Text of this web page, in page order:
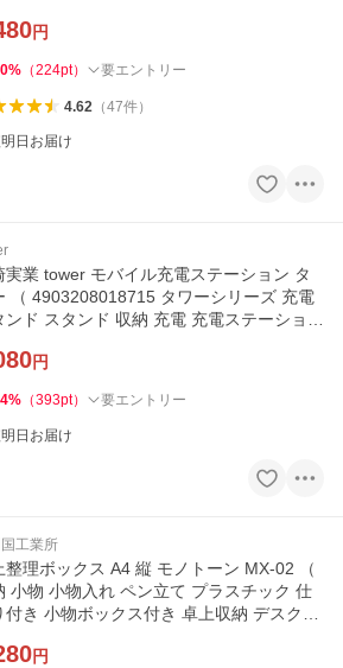
円
% （224pt） 要エントリー
4.62 （47件）
日お届け
実業 tower モバイル充電ステーション タ
（ 4903208018715 タワーシリーズ 充電
ンド スタンド 収納 充電 充電ステーション
円
% （393pt） 要エントリー
日お届け
工業所
整理ボックス A4 縦 モノトーン MX-02 （
小物 小物入れ ペン立て プラスチック 仕
付き 小物ボックス付き 卓上収納 デスク収
円